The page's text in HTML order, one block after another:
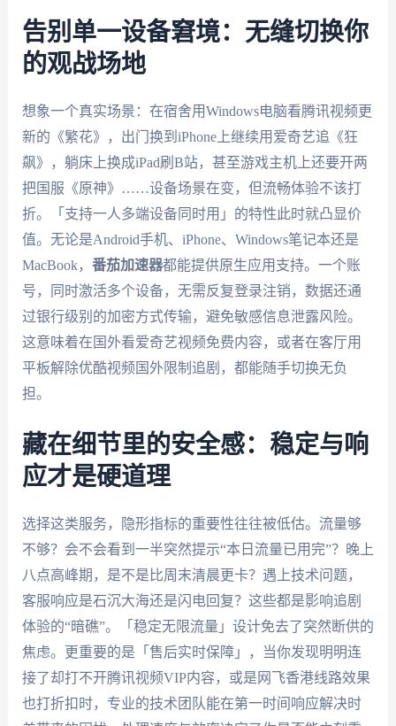
告别单一设备窘境：无缝切换你
的观战场地
想象一个真实场景：在宿舍用Windows电脑看腾讯视频更
新的《繁花》，出门换到iPhone上继续用爱奇艺追《狂
飙》，躺床上换成iPad刷B站，甚至游戏主机上还要开两
把国服《原神》……设备场景在变，但流畅体验不该打
折。「支持一人多端设备同时用」的特性此时就凸显价
值。无论是Android手机、iPhone、Windows笔记本还是
MacBook， 番茄加速器都能提供原生应用支持。一个账
号，同时激活多个设备，无需反复登录注销，数据还通
过银行级别的加密方式传输，避免敏感信息泄露风险。
这意味着在国外看爱奇艺视频免费内容，或者在客厅用
平板解除优酷视频国外限制追剧，都能随手切换无负
担。
藏在细节里的安全感：稳定与响
应才是硬道理
选择这类服务，隐形指标的重要性往往被低估。流量够
不够？会不会看到一半突然提示“本日流量已用完”？晚上
八点高峰期，是不是比周末清晨更卡？遇上技术问题，
客服响应是石沉大海还是闪电回复？这些都是影响追剧
体验的“暗礁”。「稳定无限流量」设计免去了突然断供的
焦虑。更重要的是「售后实时保障」，当你发现明明连
接了却打不开腾讯视频VIP内容，或是网飞香港线路效果
也打折扣时，专业的技术团队能在第一时间响应解决时